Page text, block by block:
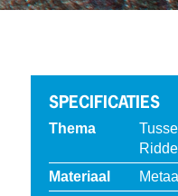
SPECIFICATIES
Thema
Materiaal
Metaal